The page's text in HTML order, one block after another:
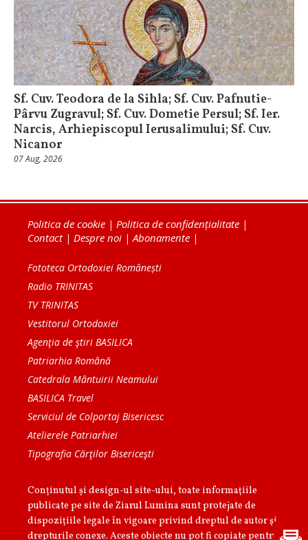
Sf. Cuv. Teodora de la Sihla; Sf. Cuv. Pafnutie-
Pârvu Zugravul; Sf. Cuv. Dometie Persul; Sf. Ier.
Narcis, Arhiepiscopul Ierusalimului; Sf. Cuv.
Nicanor
07 Aug, 2026
Politica de cookie | Politica de confidențialitate |
Contact| Despre noi | Abonamente |
Fototeca Ortodoxiei Românești
Radio TRINITAS
TV TRINITAS
Vestitorul Ortodoxiei
Agenţia de ştiri BASILICA
Patriarhia Română
Catedrala Mântuirii Neamului
BASILICA Travel
Serviciul de Colportaj Bisericesc
Atelierele Patriarhiei
Tipografia Cărţilor Bisericeşti
Conținutul și design-ul site-ului, toate informaţiile
publicate pe site de Ziarul Lumina sunt protejate de
dispoziţiile legale în vigoare privind dreptul de autor şi
drepturile conexe. Aceste obiecte nu pot fi copiate pentru